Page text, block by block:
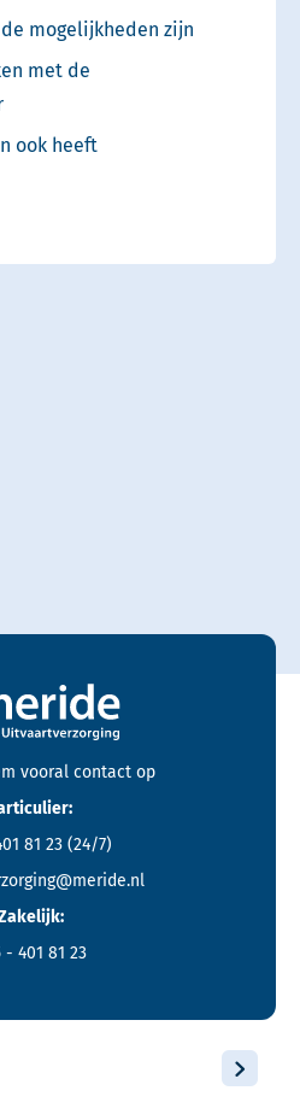
mogelijkheden zijn
met de
ook heeft
van Meride
vooral contact op
81 23 (24/7)
- 401 81 23